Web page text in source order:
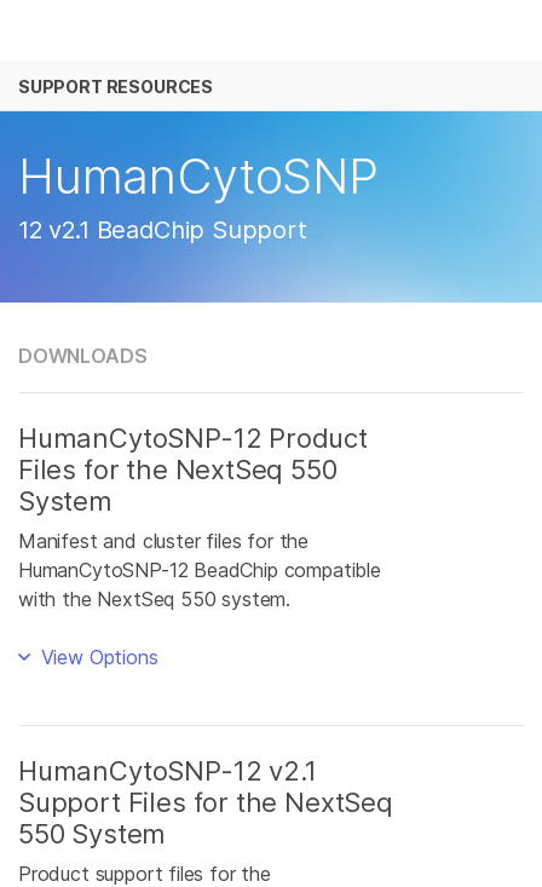
解决方案
SUPPORT RESOURCES
HumanCytoSNP
12 v2.1 BeadChip Support
DOWNLOADS
HumanCytoSNP-12 Product
Files for the NextSeq 550
System
Manifest and cluster files for the
HumanCytoSNP-12 BeadChip compatible
with the NextSeq 550 system.
View Options
HumanCytoSNP-12 v2.1
Support Files for the NextSeq
550 System
Product support files for the
查看更多相关内容。选择您感兴趣的领域:
微生物学
复杂疾病